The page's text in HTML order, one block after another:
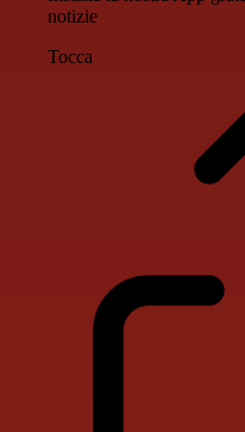
notizie
Tocca